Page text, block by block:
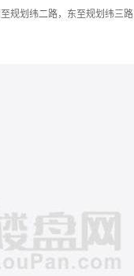
规划纬二路，东至规划纬三路